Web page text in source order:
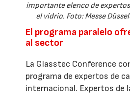
importante elenco de
el vidrio. Foto: Messe
El programa paralelo
al sector
La Glasstec Conference
programa de expertos de
internacional. Expertos de